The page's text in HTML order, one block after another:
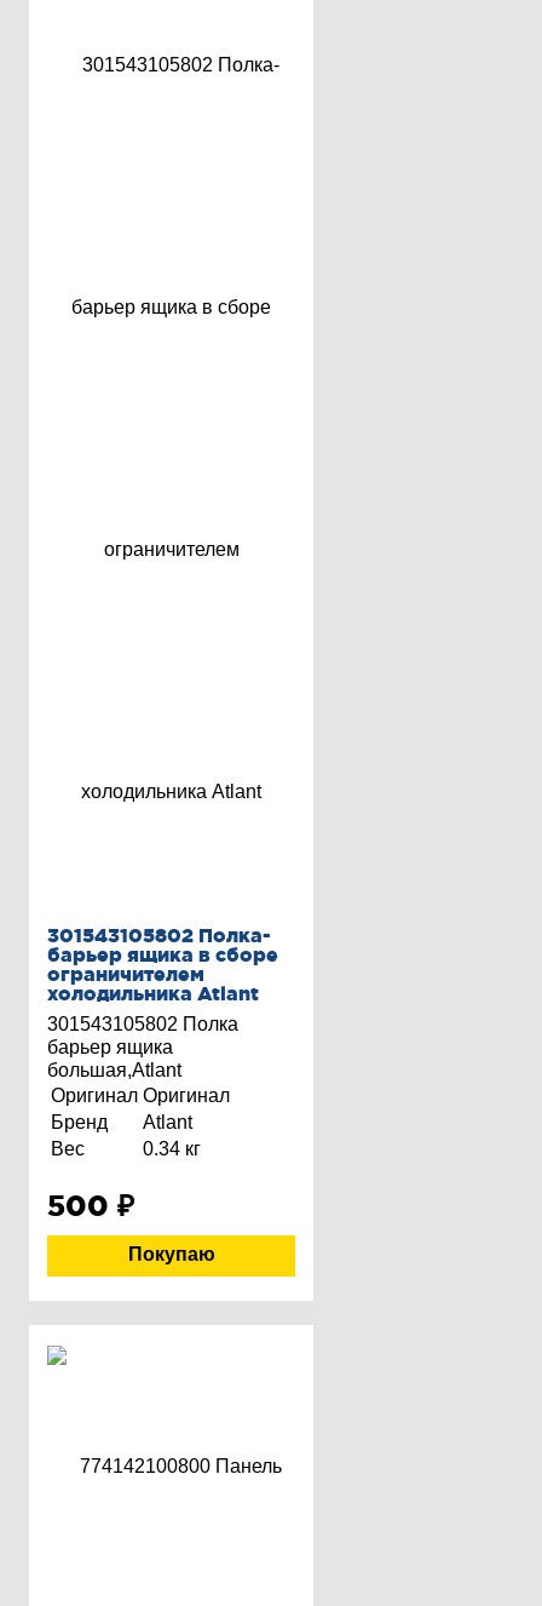
301543105802 Полка-
барьер ящика в сборе
ограничителем
холодильника Atlant
301543105802 Полка
барьер ящика
большая,Atlant
Оригинал Оригинал
Бренд
Atlant
Вес
0.34 кг
500 ₽